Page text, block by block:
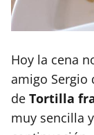
Hoy la cena
amigo Sergio
de Tortilla
muy sencilla